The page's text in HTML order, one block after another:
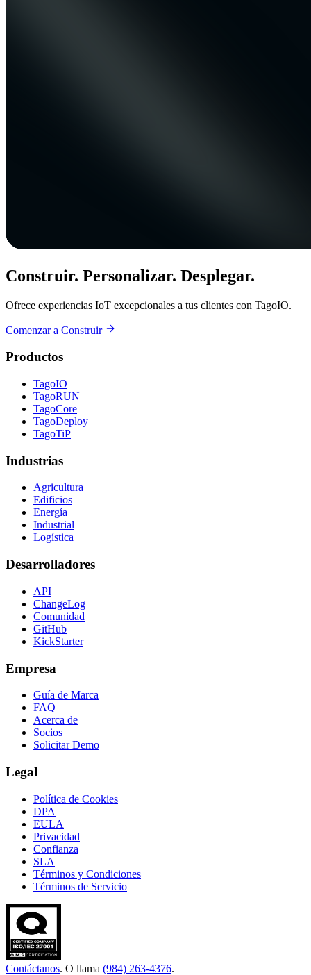
Construir. Personalizar. Desplegar.
Ofrece experiencias IoT excepcionales a tus clientes con TagoIO.
Comenzar a Construir
Productos
TagoIO
TagoRUN
TagoCore
TagoDeploy
TagoTiP
Industrias
Agricultura
Edificios
Energía
Industrial
Logística
Desarrolladores
API
ChangeLog
Comunidad
GitHub
KickStarter
Empresa
Guía de Marca
FAQ
Acerca de
Socios
Solicitar Demo
Legal
Política de Cookies
DPA
EULA
Privacidad
Confianza
SLA
Términos y Condiciones
Términos de Servicio
Contáctanos. O llama (984) 263-4376.